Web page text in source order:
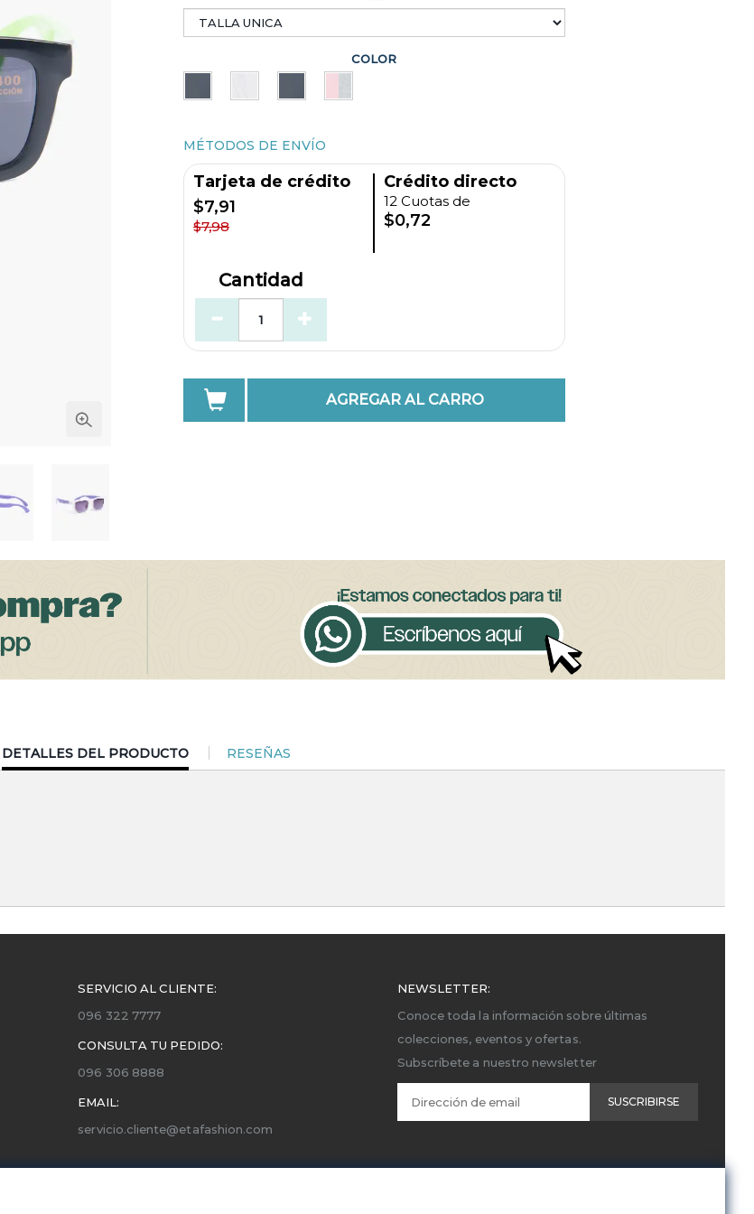
COLOR
MÉTODOS DE ENVÍO
Tarjeta de crédito
$7,91
$7,98
Crédito directo
12 Cuotas de
$0,72
Cantidad
AGREGAR AL CARRO
CURRENT
TAB:
DETALLES DEL PRODUCTO RESEÑAS
SERVICIO AL CLIENTE:
096 322 7777
CONSULTA TU PEDIDO:
096 306 8888
EMAIL:
servicio.cliente@etafashion.com
NEWSLETTER:
Conoce toda la información sobre últimas
colecciones, eventos y ofertas.
Subscríbete a nuestro newsletter
SUSCRIBIRSE